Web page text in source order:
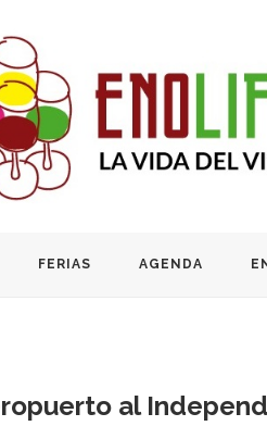
FERIAS AGENDA
al